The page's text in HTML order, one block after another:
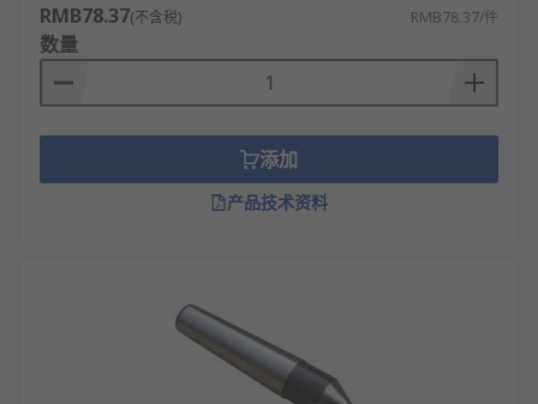
RMB78.37(不含税) RMB78.37/件
数量
添加
产品技术资料